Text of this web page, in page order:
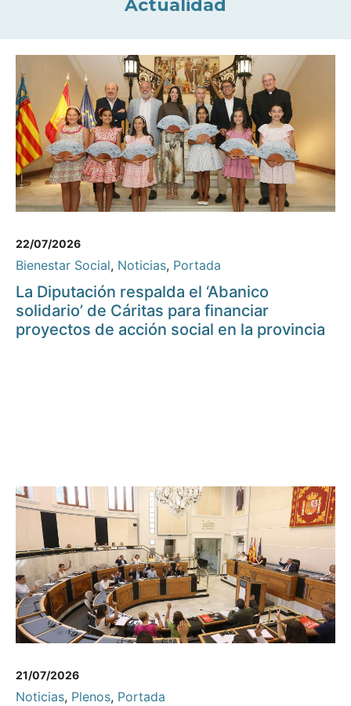
Actualidad
22/07/2026
Bienestar Social, Noticias, Portada
La Diputación respalda el ‘Abanico
solidario’ de Cáritas para financiar
proyectos de acción social en la provincia
21/07/2026
Noticias, Plenos, Portada